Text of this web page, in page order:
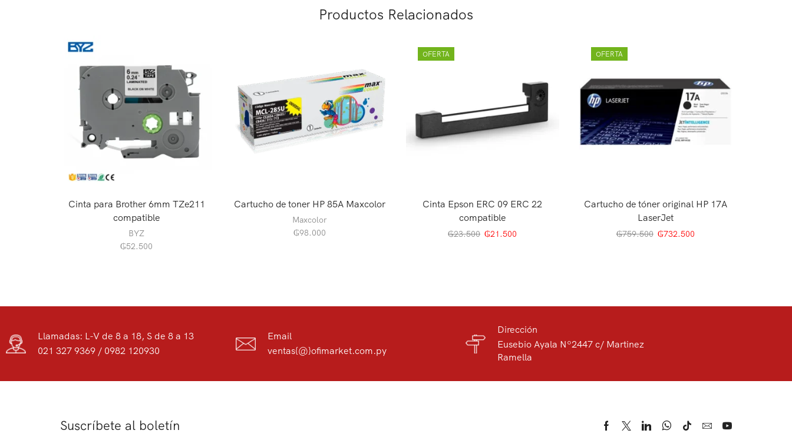
Productos Relacionados
Cinta para Brother 6mm TZe211
compatible
BYZ
₲52.500
Cartucho de toner HP 85A Maxcolor
Maxcolor
₲98.000
OFERTA
Cinta Epson ERC 09 ERC 22
compatible
₲23.500 ₲21.500
OFERTA
Cartucho de tóner original HP 17A
LaserJet
₲759.500 ₲732.500
Llamadas: L-V de 8 a 18, S de 8 a 13
021 327 9369 / 0982 120930
Email
ventas{@}ofimarket.com.py
Dirección
Eusebio Ayala Nº2447 c/ Martinez
Ramella
Suscríbete al boletín